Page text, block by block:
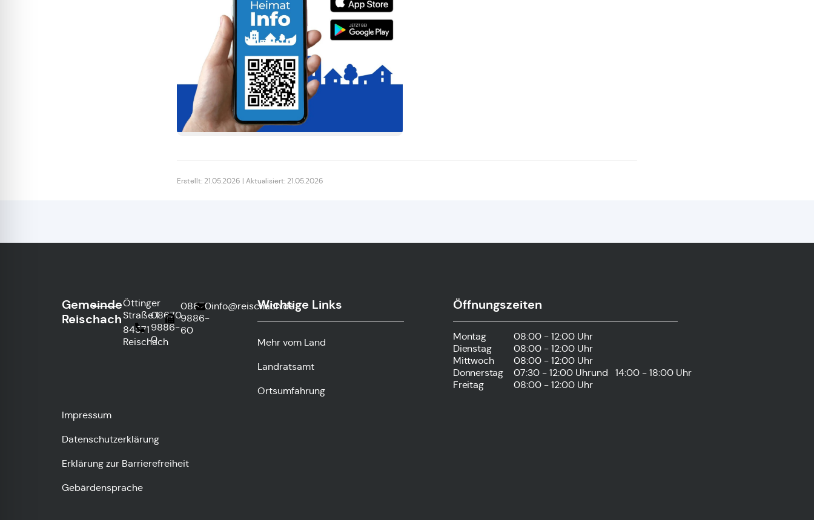
Erstellt: 21.05.2026 | Aktualisiert: 21.05.2026
Gemeinde
Reischach
Öttinger
Straße 1
84571
Reischach
08670
9886-
0
08670
9886-
60
info@reischach.deWichtige Links
Mehr vom Land
Landratsamt
Ortsumfahrung
Öffnungszeiten
Montag
08:00 - 12:00 Uhr
Dienstag
08:00 - 12:00 Uhr
Mittwoch
08:00 - 12:00 Uhr
Donnerstag
07:30 - 12:00 Uhrund
14:00 - 18:00 Uhr
Freitag
08:00 - 12:00 Uhr
Impressum
Datenschutzerklärung
Erklärung zur Barrierefreiheit
Gebärdensprache